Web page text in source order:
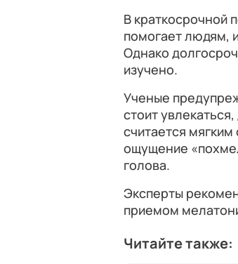
В краткосрочной
помогает людям,
Однако
изучено.
Ученые
стоит
считается
ощущение
голова.
Эксперты
приемом
Читайте также: